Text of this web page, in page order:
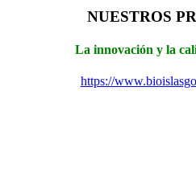
NUESTROS
La innovación y la
https://